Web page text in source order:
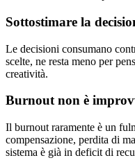
Sottostimare la
Le decisioni consumano
scelte, ne resta meno per
creatività.
Burnout non è
Il burnout raramente è un
compensazione, perdita di
sistema è già in deficit di